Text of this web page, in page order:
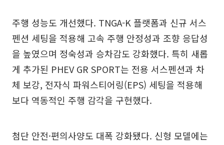
주행 성능도 개선했다. TNGA-K 플랫폼과 신규 서스
펜션 세팅을 적용해 고속 주행 안정성과 조향 응답성
을 높였으며 정숙성과 승차감도 강화했다. 특히 새롭
게 추가된 PHEV GR SPORT는 전용 서스펜션과 차
체 보강, 전자식 파워스티어링(EPS) 세팅을 적용해
보다 역동적인 주행 감각을 구현했다.
첨단 안전·편의사양도 대폭 강화됐다. 신형 모델에는